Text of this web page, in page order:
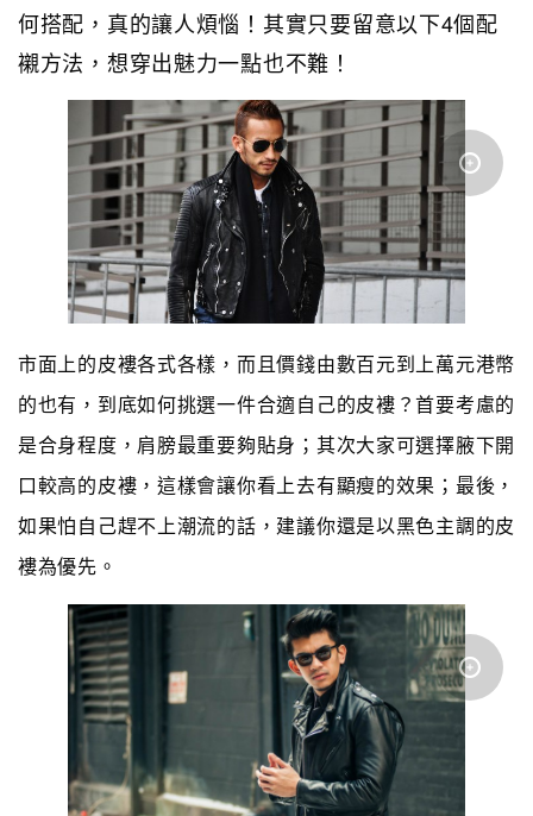
何搭配，真的讓人煩惱！其實只要留意以下4個配
襯方法，想穿出魅力一點也不難！
市面上的皮褸各式各樣，而且價錢由數百元到上萬元港幣
的也有，到底如何挑選一件合適自己的皮褸？首要考慮的
是合身程度，肩膀最重要夠貼身；其次大家可選擇腋下開
口較高的皮褸，這樣會讓你看上去有顯瘦的效果；最後，
如果怕自己趕不上潮流的話，建議你還是以黑色主調的皮
褸為優先。